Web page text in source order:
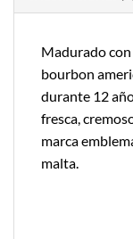
Madurado
bourbon
durante 12
fresca,
marca
malta.